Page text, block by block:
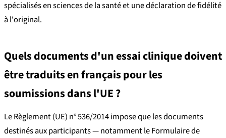
spécialisés en sciences de la santé et une déclaration de fidélité
à l'original.
Quels documents d'un essai clinique doivent
être traduits en français pour les
soumissions dans l'UE ?
Le Règlement (UE) n° 536/2014 impose que les documents
destinés aux participants — notamment le Formulaire de